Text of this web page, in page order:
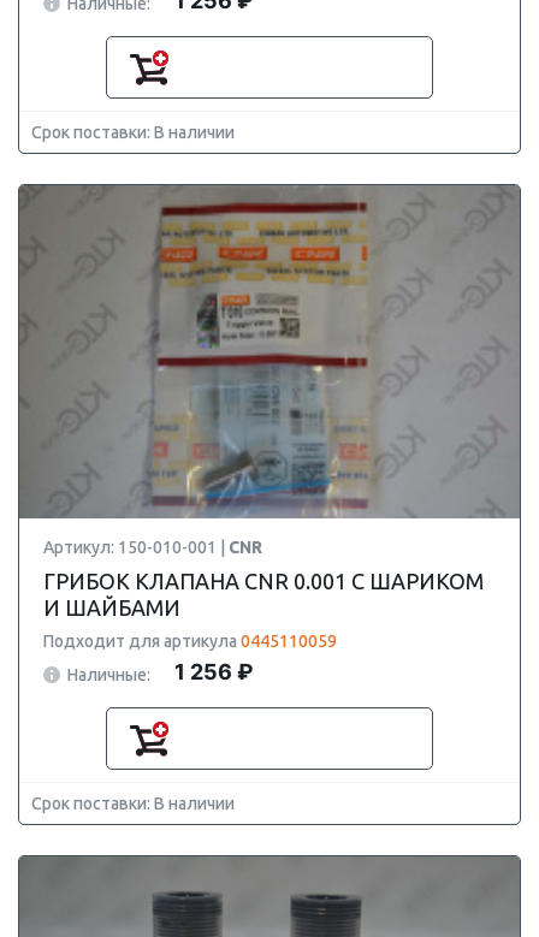
Срок поставки: В наличии
Артикул: 150-010-001 | CNR
ГРИБОК КЛАПАНА CNR 0.001 С ШАРИКОМ
И ШАЙБАМИ
Подходит для артикула 0445110059
Наличные:
1 256 ₽
Срок поставки: В наличии